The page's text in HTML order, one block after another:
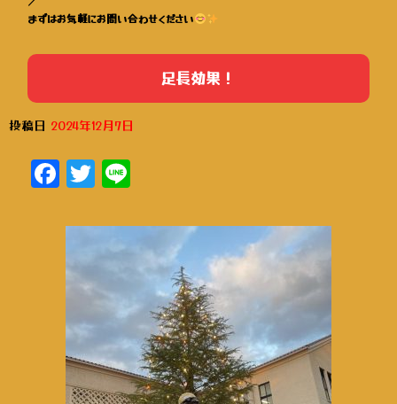
まずはお気軽にお問い合わせください
足長効果！
投稿日 2024年12月7日
Facebook
Twitter